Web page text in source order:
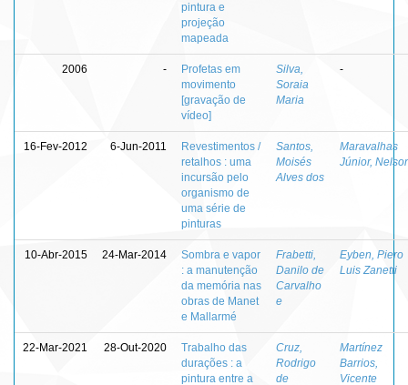
pintura e
projeção
mapeada
2006 -
Profetas em
movimento
[gravação de
vídeo]
Silva,
Soraia
Maria
-
16-Fev-2012 6-Jun-2011
Revestimentos /
retalhos : uma
incursão pelo
organismo de
uma série de
pinturas
Santos,
Moisés
Alves dos
Maravalhas
Júnior,
10-Abr-2015 24-Mar-2014
Sombra e vapor
: a manutenção
da memória nas
obras de Manet
e Mallarmé
Frabetti,
Danilo de
Carvalho
e
Eyben, Piero
Luis Zanetti
22-Mar-2021 28-Out-2020
Trabalho das
durações : a
pintura entre a
Cruz,
Rodrigo
de
Martínez
Barrios,
Vicente